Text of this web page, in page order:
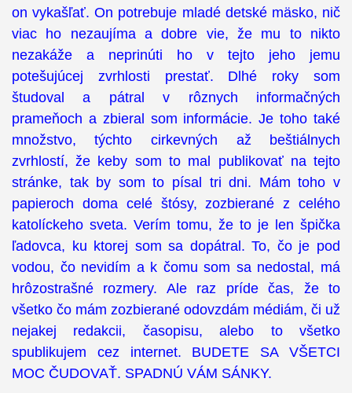
on vykašľať. On potrebuje mladé detské mäsko, nič
viac ho nezaujíma a dobre vie, že mu to nikto
nezakáže a neprinúti ho v tejto jeho jemu
potešujúcej zvrhlosti prestať. Dlhé roky som
študoval a pátral v rôznych informačných
prameňoch a zbieral som informácie. Je toho také
množstvo, týchto cirkevných až beštiálnych
zvrhlostí, že keby som to mal publikovať na tejto
stránke, tak by som to písal tri dni. Mám toho v
papieroch doma celé štósy, zozbierané z celého
katolíckeho sveta. Verím tomu, že to je len špička
ľadovca, ku ktorej som sa dopátral. To, čo je pod
vodou, čo nevidím a k čomu som sa nedostal, má
hrôzostrašné rozmery. Ale raz príde čas, že to
všetko čo mám zozbierané odovzdám médiám, či už
nejakej redakcii, časopisu, alebo to všetko
spublikujem cez internet. BUDETE SA VŠETCI
MOC ČUDOVAŤ. SPADNÚ VÁM SÁNKY.